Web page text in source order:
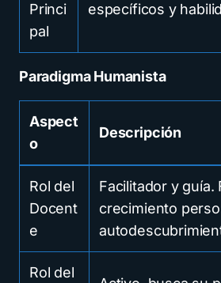
Princi
pal
específicos y
Paradigma Humanista
Aspect
o
Descripción
Rol del
Docent
e
Facilitador y guía.
crecimiento
Rol del